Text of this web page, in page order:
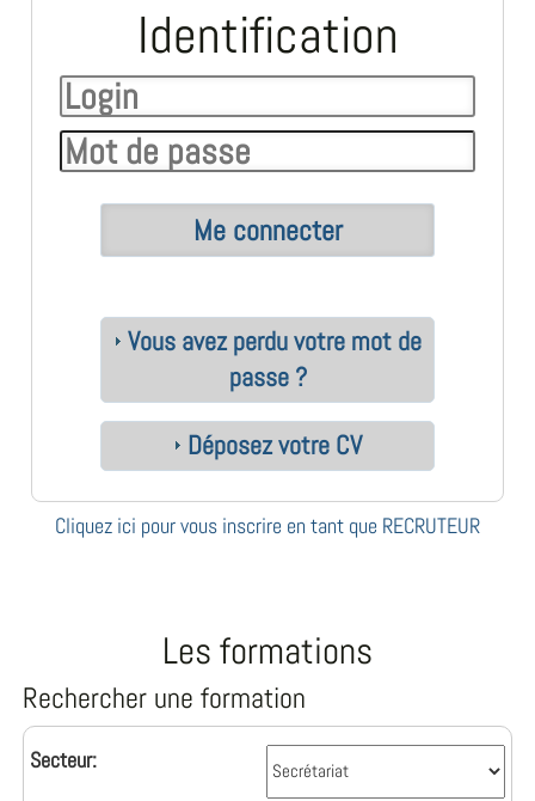
Identification
Vous avez perdu votre mot de
passe ?
Déposez votre CV
Cliquez ici pour vous inscrire en tant que RECRUTEUR
Les formations
Rechercher une formation
Secteur: